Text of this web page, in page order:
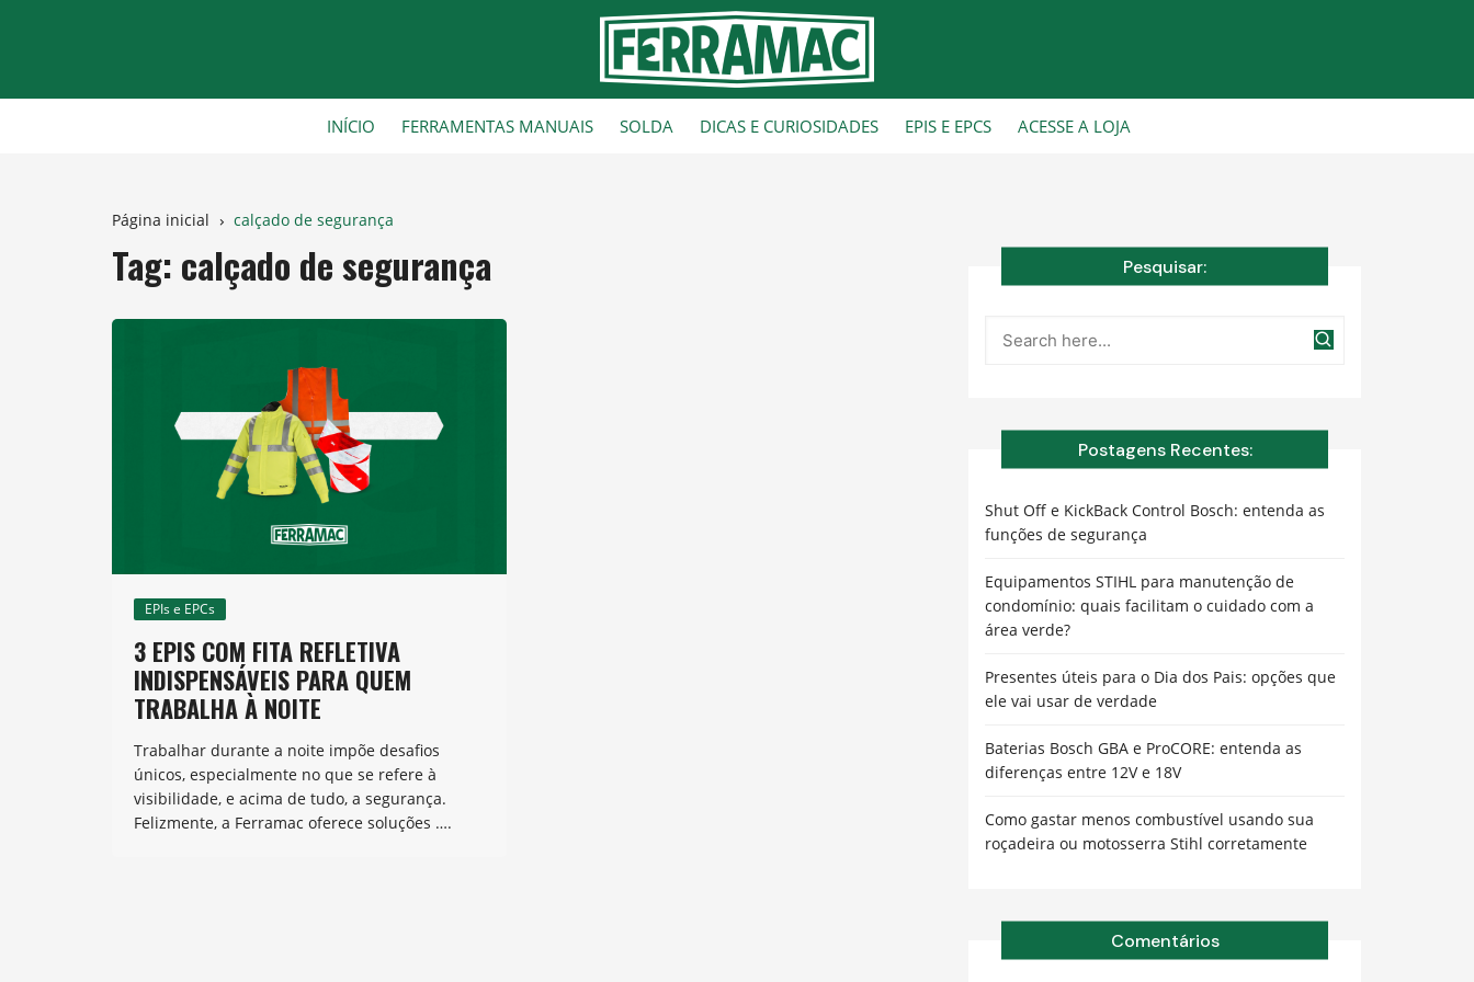
INÍCIO FERRAMENTAS MANUAIS SOLDA DICAS E CURIOSIDADES EPIS E EPCS ACESSE A LOJA
Página inicial calçado de segurança
Tag: calçado de segurança
EPIs e EPCs
3 EPIS COM FITA REFLETIVA
INDISPENSÁVEIS PARA QUEM
TRABALHA À NOITE
Trabalhar durante a noite impõe desafios
únicos, especialmente no que se refere à
visibilidade, e acima de tudo, a segurança.
Felizmente, a Ferramac oferece soluções ….
Pesquisar:
Postagens Recentes:
Shut Off e KickBack Control Bosch: entenda as
funções de segurança
Equipamentos STIHL para manutenção de
condomínio: quais facilitam o cuidado com a
área verde?
Presentes úteis para o Dia dos Pais: opções que
ele vai usar de verdade
Baterias Bosch GBA e ProCORE: entenda as
diferenças entre 12V e 18V
Como gastar menos combustível usando sua
roçadeira ou motosserra Stihl corretamente
Comentários